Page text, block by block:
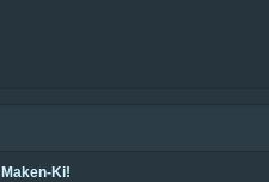
Maken-Ki!